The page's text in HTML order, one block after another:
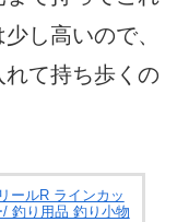
し高いので、
て持ち歩くの
ールR ラインカッ
釣り用品 釣り小物